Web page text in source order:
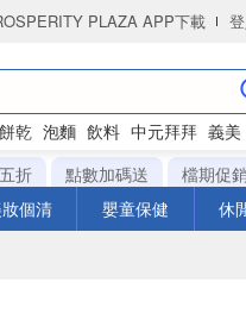
PLAZA APP下載
餅乾 泡麵 飲料 中元拜拜 義美
折 點數加碼送 檔期促
個清 嬰童保健 休